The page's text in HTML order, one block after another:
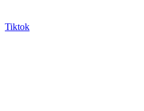
Tiktok